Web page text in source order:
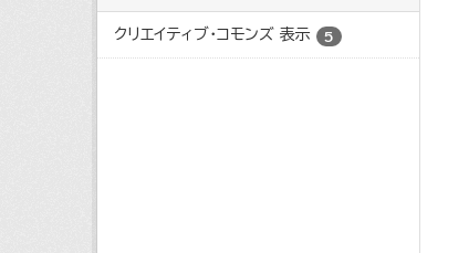
クリエイティブ・コモンズ 表示 5